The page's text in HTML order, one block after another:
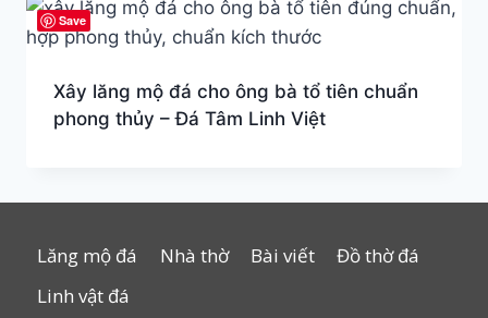
Save
Xây lăng mộ đá cho ông bà tổ tiên chuẩn
phong thủy – Đá Tâm Linh Việt
Lăng mộ đá Nhà thờ Bài viết
Đồ thờ đá
Linh vật đá